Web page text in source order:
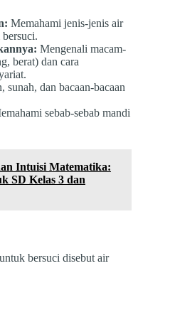
Memahami jenis-jenis air
Mengenali macam-
berat) dan cara
sunah, dan bacaan-bacaan
sebab-sebab mandi
Intuisi Matematika:
SD Kelas 3 dan
bersuci disebut air